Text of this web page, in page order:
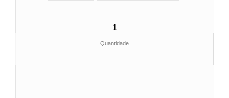
Quantidade